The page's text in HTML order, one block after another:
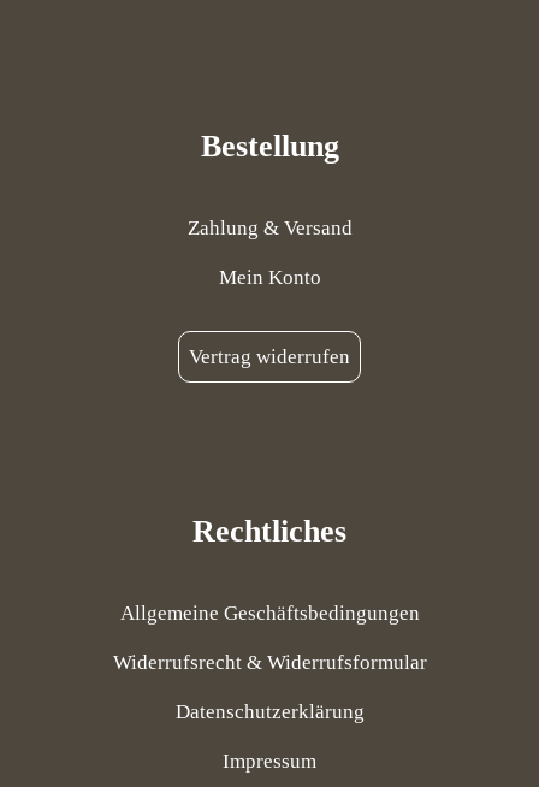
Bestellung
Zahlung & Versand
Mein Konto
Vertrag widerrufen
Rechtliches
Allgemeine Geschäftsbedingungen
Widerrufsrecht & Widerrufsformular
Datenschutzerklärung
Impressum